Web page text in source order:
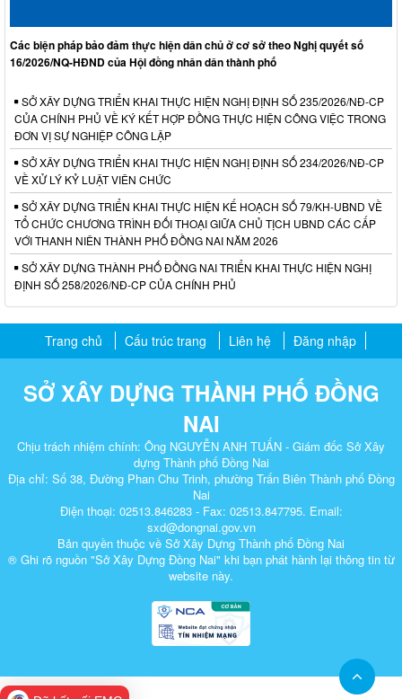
Các biện pháp bảo đảm thực hiện dân chủ ở cơ sở theo Nghị quyết số
16/2026/NQ-HĐND của Hội đồng nhân dân thành phố
SỞ XÂY DỰNG TRIỂN KHAI THỰC HIỆN NGHỊ ĐỊNH SỐ 235/2026/NĐ-CP
CỦA CHÍNH PHỦ VỀ KÝ KẾT HỢP ĐỒNG THỰC HIỆN CÔNG VIỆC TRONG
ĐƠN VỊ SỰ NGHIỆP CÔNG LẬP
SỞ XÂY DỰNG TRIỂN KHAI THỰC HIỆN NGHỊ ĐỊNH SỐ 234/2026/NĐ-CP
VỀ XỬ LÝ KỶ LUẬT VIÊN CHỨC
SỞ XÂY DỰNG TRIỂN KHAI THỰC HIỆN KẾ HOẠCH SỐ 79/KH-UBND VỀ
TỔ CHỨC CHƯƠNG TRÌNH ĐỐI THOẠI GIỮA CHỦ TỊCH UBND CÁC CẤP
VỚI THANH NIÊN THÀNH PHỐ ĐỒNG NAI NĂM 2026
SỞ XÂY DỰNG THÀNH PHỐ ĐỒNG NAI TRIỂN KHAI THỰC HIỆN NGHỊ
ĐỊNH SỐ 258/2026/NĐ-CP CỦA CHÍNH PHỦ
Trang chủ Cấu trúc trang Liên hệ Đăng nhập
SỞ XÂY DỰNG THÀNH PHỐ ĐỒNG
NAI
Chịu trách nhiệm chính: Ông NGUYỄN ANH TUẤN - Giám đốc Sở Xây
dựng Thành phố Đồng Nai
Địa chỉ: Số 38, Đường Phan Chu Trinh, phường Trấn Biên Thành phố Đồng
Nai
Điện thoại: 02513.846283 - Fax: 02513.847795. Email:
sxd@dongnai.gov.vn
Bản quyền thuộc về Sở Xây Dựng Thành phố Đồng Nai
® Ghi rõ nguồn "Sở Xây Dựng Đồng Nai" khi bạn phát hành lại thông tin từ
website này.​